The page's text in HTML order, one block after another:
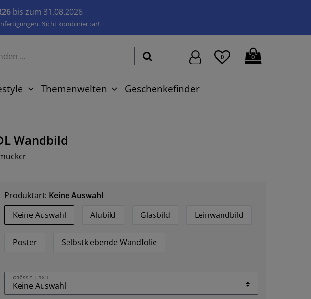
bis zum 31.08.2026
Nicht kombinierbar!
0 0
Themenwelten Geschenkefinder
Wandbild
Produktart: Keine Auswahl
Keine Auswahl
Alubild Glasbild Leinwandbild
Poster Selbstklebende Wandfolie
GRÖSSE | BXH